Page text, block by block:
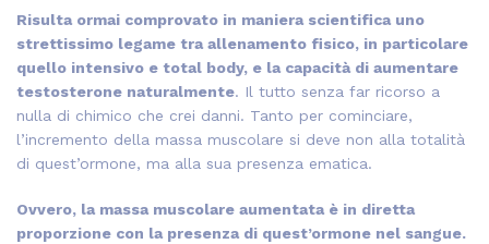
Risulta ormai comprovato in maniera scientifica uno
strettissimo legame tra allenamento fisico, in particolare
quello intensivo e total body, e la capacità di aumentare
testosterone naturalmente. Il tutto senza far ricorso a
nulla di chimico che crei danni. Tanto per cominciare,
l’incremento della massa muscolare si deve non alla totalità
di quest’ormone, ma alla sua presenza ematica.
Ovvero, la massa muscolare aumentata è in diretta
proporzione con la presenza di quest’ormone nel sangue.